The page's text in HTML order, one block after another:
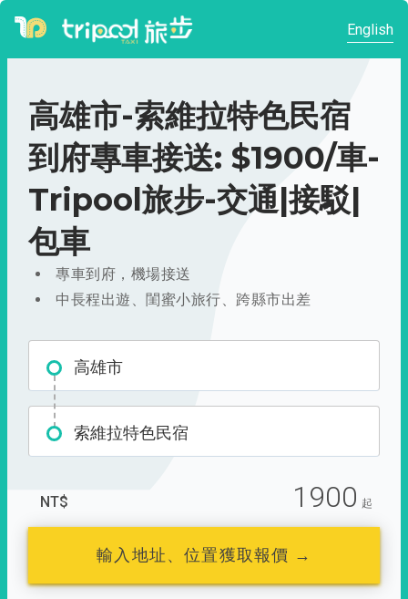
English
高雄市-索維拉特色民宿
到府專車接送: $1900/車-
Tripool旅步-交通|接駁|
包車
專車到府，機場接送
中長程出遊、閨蜜小旅行、跨縣市出差
高雄市
索維拉特色民宿
NT$ 1900 起
輸入地址、位置獲取報價 →